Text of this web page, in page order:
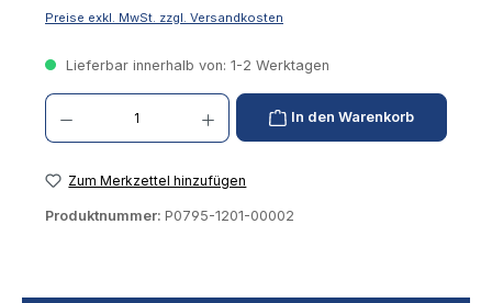
Preise exkl. MwSt. zzgl. Versandkosten
Lieferbar innerhalb von: 1-2 Werktagen
Produkt Anzahl: Gib den gewünschten Wert ein oder benutze die Schaltflächen um
In den Warenkorb
Zum Merkzettel hinzufügen
Produktnummer: P0795-1201-00002